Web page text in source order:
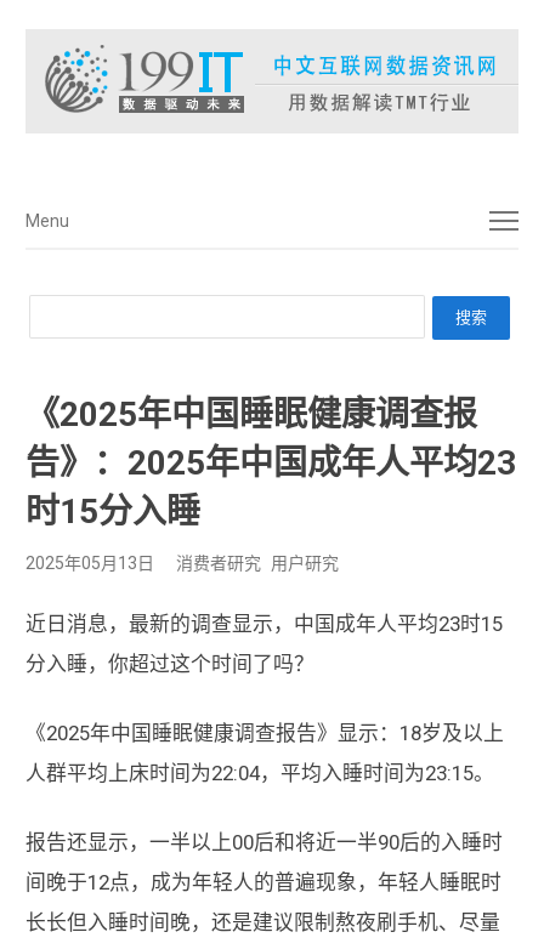
菜单
Menu
《2025年中国睡眠健康调查报
告》：2025年中国成年人平均23
时15分入睡
2025年05月13日 消费者研究 用户研究
近日消息，最新的调查显示，中国成年人平均23时15
分入睡，你超过这个时间了吗？
《2025年中国睡眠健康调查报告》显示：18岁及以上
人群平均上床时间为22:04，平均入睡时间为23:15。
报告还显示，一半以上00后和将近一半90后的入睡时
间晚于12点，成为年轻人的普遍现象，年轻人睡眠时
长长但入睡时间晚，还是建议限制熬夜刷手机、尽量